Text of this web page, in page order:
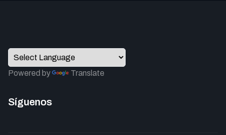
Powered by Translate
Síguenos